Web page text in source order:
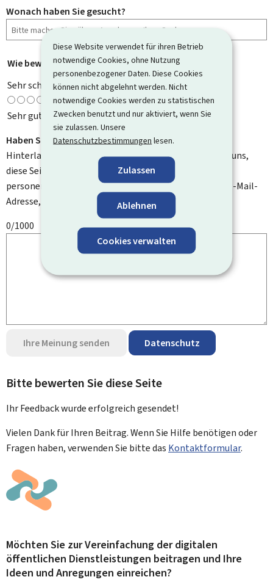
Diese Website verwendet für ihren Betrieb
notwendige Cookies, ohne Nutzung
personenbezogener Daten. Diese Cookies
können nicht abgelehnt werden. Nicht
notwendige Cookies werden zu statistischen
Zwecken benutzt und nur aktiviert, wenn Sie
sie zulassen. Unsere
Datenschutzbestimmungen lesen.
Zulassen
Ablehnen
Cookies verwalten
Wonach haben Sie gesucht?
Wie bewerten Sie diese Seite? *
Sehr schlecht
Sehr gut
Haben Sie Verbesserungsvorschläge?
Hinterlassen Sie uns einen Kommentar und helfen Sie uns,
diese Seite zu verbessern. Bitte geben Sie keine
personenbezogenen Daten an, wie zum Beispiel Ihre E-Mail-
Adresse, Ihren Namen oder Ihre Telefonnummer.
0/1000
Ihre Meinung senden Datenschutz
Bitte bewerten Sie diese Seite
Ihr Feedback wurdeerfolgreichgesendet!
Vielen Dank für Ihren Beitrag. Wenn Sie Hilfe benötigen oder
Fragen haben, verwenden Sie bitte das Kontaktformular.
Möchten Sie zur Vereinfachung der digitalen
öffentlichen Dienstleistungen beitragen und Ihre
Ideen und Anregungen einreichen?